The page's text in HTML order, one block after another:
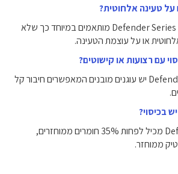
טעינה אלחוטית?
לא, המגנטים בכיסוי Defender Series Pro מותאמים במיוחד כך שלא
או על עוצמת הטעינה.
עם רצועות או קישוטים?
כן, בכיסוי Defender Series Pro יש עוגנים מובנים המאפשרים חיבור קל
בכיסוי?
כיסוי Defender Series Pro מכיל לפחות 35% חומרים ממוחזרים,